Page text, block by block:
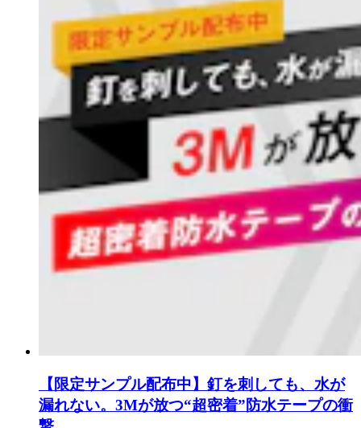
【限定サンプル配布中】釘を刺しても、水が
漏れない。3Mが放つ“超密着”防水テープの衝